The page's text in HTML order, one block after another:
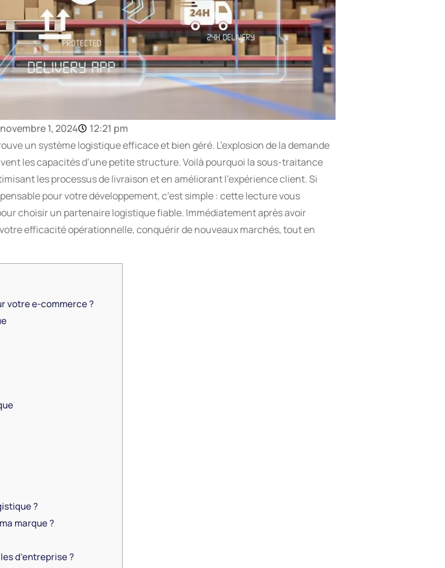
novembre 1, 2024
12:21 pm
un système logistique efficace et bien géré. L’explosion de la demande
les capacités d’une petite structure. Voilà pourquoi la sous-traitance
les processus de livraison et en améliorant l’expérience client. Si
pour votre développement, c’est simple : cette lecture vous
choisir un partenaire logistique fiable. Immédiatement après avoir
efficacité opérationnelle, conquérir de nouveaux marchés, tout en
votre e-commerce ?
?
marque ?
d’entreprise ?